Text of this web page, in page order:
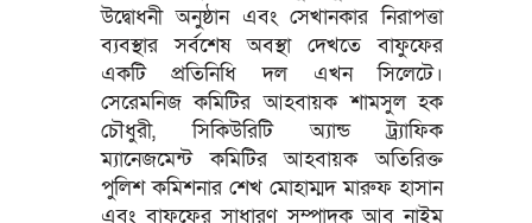
উদ্বোধনী অনুষ্ঠান এবং সেখানকার নিরাপত্তা
ব্যবস্থার সর্বশেষ অবস্থা দেখতে বাফুফের
একটি প্রতিনিধি দল এখন সিলেটে।
সেরেমনিজ কমিটির আহবায়ক শামসুল হক
চৌধুরী, সিকিউরিটি অ্যান্ড ট্র্যাফিক
ম্যানেজমেন্ট কমিটির আহবায়ক অতিরিক্ত
পুলিশ কমিশনার শেখ মোহাম্মদ মারুফ হাসান
এবং বাফুফের সাধারণ সম্পাদক আবু নাইম